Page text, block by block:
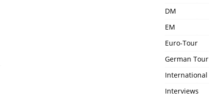
DM
EM
Euro-Tour
German Tour
International
Interviews